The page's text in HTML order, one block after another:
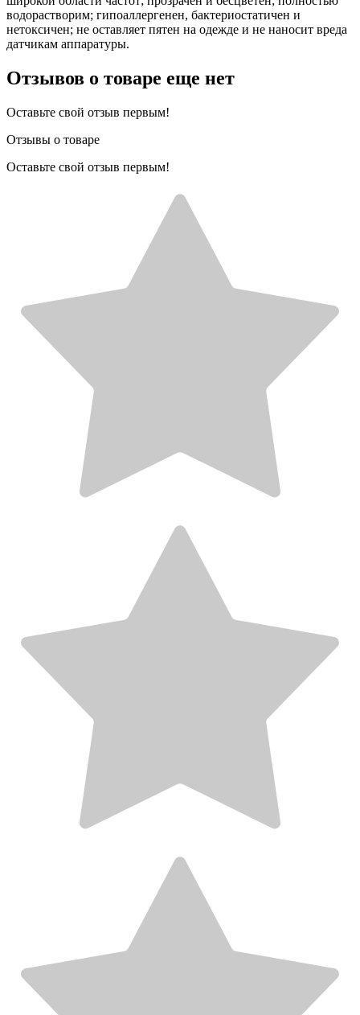
водорастворим; гипоаллергенен, бактериостатичен и
нетоксичен; не оставляет пятен на одежде и не наносит вреда
датчикам аппаратуры.
Отзывов о товаре еще нет
Оставьте свой отзыв первым!
Отзывы о товаре
Оставьте свой отзыв первым!